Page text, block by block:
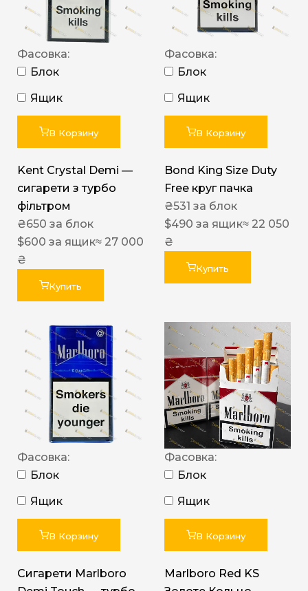
Фасовка:
Блок
Ящик
В Корзину
Kent Crystal Demi —
сигарети з турбо
фільтром
₴650 за блок
$600 за ящик≈ 27 000
₴
Купить
Фасовка:
Блок
Ящик
В Корзину
Bond King Size Duty
Free круг пачка
₴531 за блок
$490 за ящик≈ 22 050
₴
Купить
Фасовка:
Блок
Ящик
В Корзину
Сигарети Marlboro
Фасовка:
Блок
Ящик
В Корзину
Marlboro Red KS